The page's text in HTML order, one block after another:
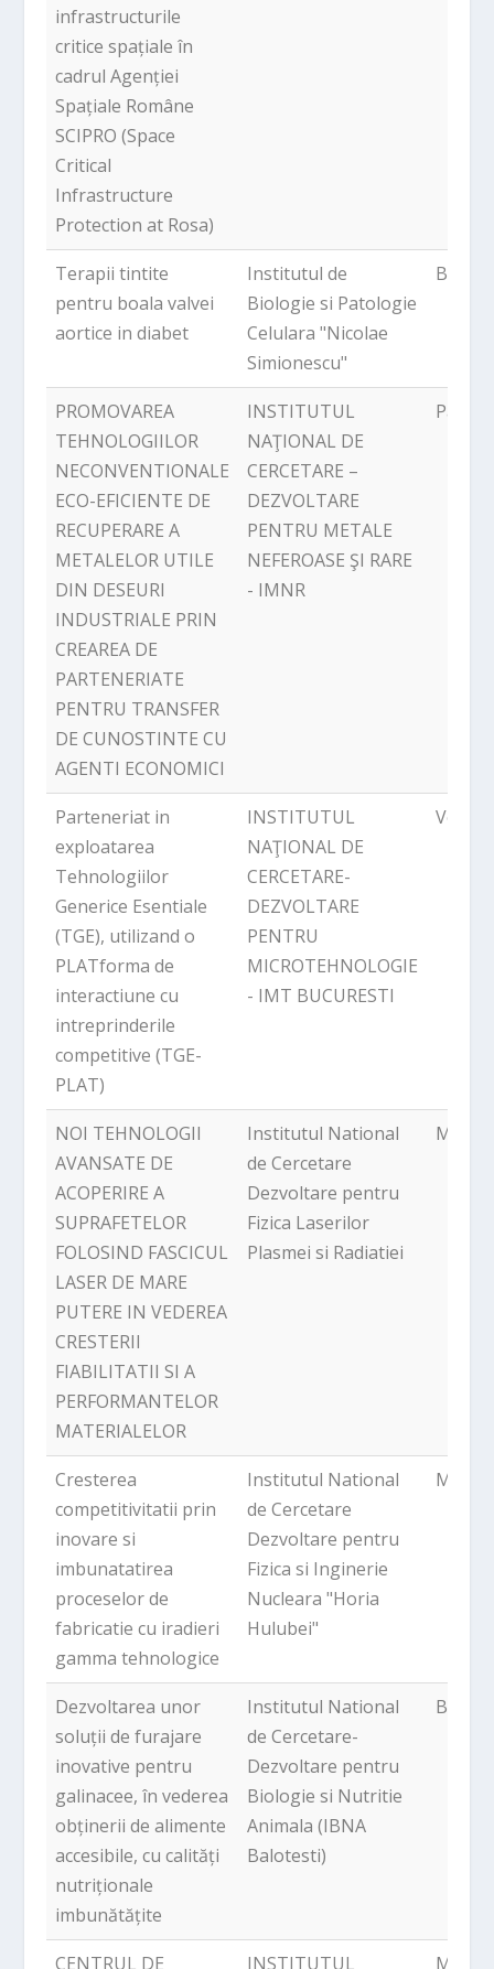
infrastructurile
critice spațiale în
cadrul Agenției
Spațiale Române
SCIPRO (Space
Critical
Infrastructure
Protection at Rosa)
Terapii tintite
pentru boala valvei
aortice in diabet
Institutul de
Biologie si Patologie
Celulara "Nicolae
Simionescu"
PROMOVAREA
TEHNOLOGIILOR
NECONVENTIONALE
ECO-EFICIENTE DE
RECUPERARE A
METALELOR UTILE
DIN DESEURI
INDUSTRIALE PRIN
CREAREA DE
PARTENERIATE
PENTRU TRANSFER
DE CUNOSTINTE CU
AGENTI ECONOMICI
INSTITUTUL
NAŢIONAL DE
CERCETARE –
DEZVOLTARE
PENTRU METALE
NEFEROASE ŞI RARE
- IMNR
Parteneriat in
exploatarea
Tehnologiilor
Generice Esentiale
(TGE), utilizand o
PLATforma de
interactiune cu
intreprinderile
competitive (TGE-
PLAT)
INSTITUTUL
NAŢIONAL DE
CERCETARE-
DEZVOLTARE
PENTRU
MICROTEHNOLOGIE
- IMT BUCURESTI
NOI TEHNOLOGII
AVANSATE DE
ACOPERIRE A
SUPRAFETELOR
FOLOSIND FASCICUL
LASER DE MARE
PUTERE IN VEDEREA
CRESTERII
FIABILITATII SI A
PERFORMANTELOR
MATERIALELOR
Institutul National
de Cercetare
Dezvoltare pentru
Fizica Laserilor
Plasmei si Radiatiei
Cresterea
competitivitatii prin
inovare si
imbunatatirea
proceselor de
fabricatie cu iradieri
gamma tehnologice
Institutul National
de Cercetare
Dezvoltare pentru
Fizica si Inginerie
Nucleara "Horia
Hulubei"
Dezvoltarea unor
soluții de furajare
inovative pentru
galinacee, în vederea
obținerii de alimente
accesibile, cu calități
nutriționale
imbunătățite
Institutul National
de Cercetare-
Dezvoltare pentru
Biologie si Nutritie
Animala (IBNA
Balotesti)
CENTRUL DE INSTITUTUL